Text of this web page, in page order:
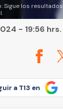
Sigue los
- 19:56 hrs.
a T13 en